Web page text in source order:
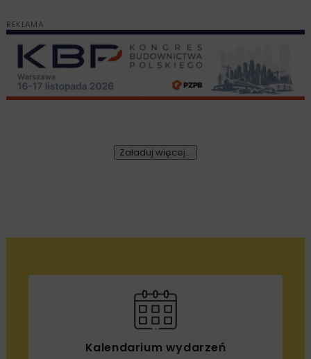
REKLAMA
Załaduj więcej...
Kalendarium wydarzeń